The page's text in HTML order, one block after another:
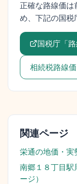
正確な路線価は
め、下記の国税
国税庁「
相続税路線
関連ページ
栄通の地価・実
南郷１８丁目駅
ージ）